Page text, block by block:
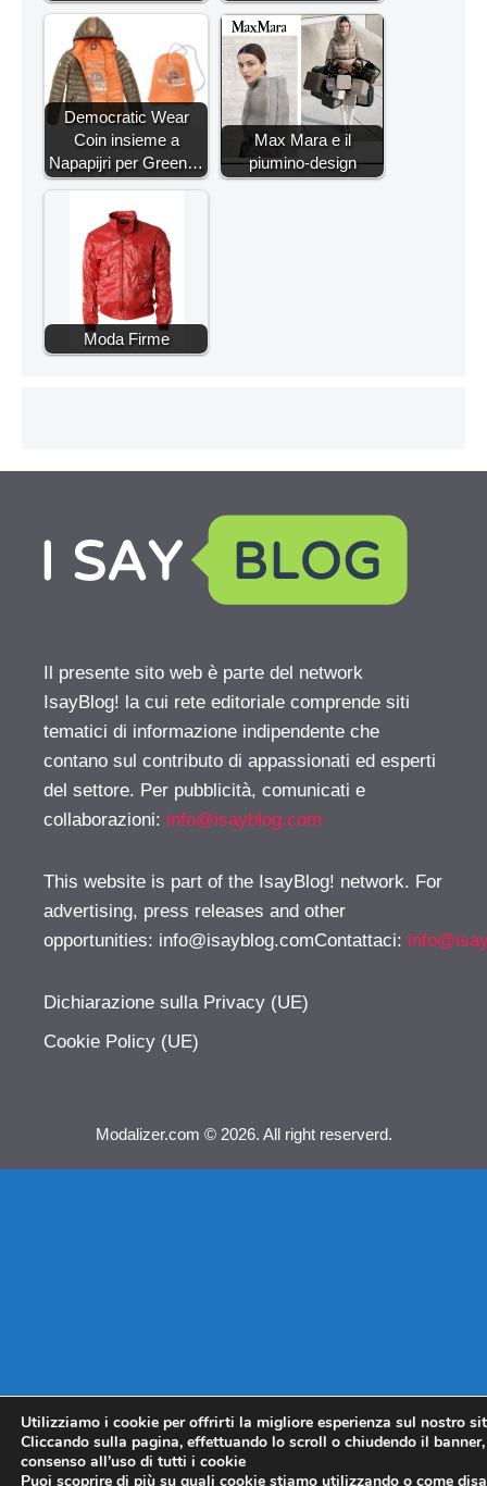
Democratic Wear
Coin insieme a
Napapijri per Green…
Max Mara e il
piumino-design
Moda Firme
Il presente sito web è parte del network
IsayBlog! la cui rete editoriale comprende siti
tematici di informazione indipendente che
contano sul contributo di appassionati ed esperti
del settore. Per pubblicità, comunicati e
collaborazioni: info@isayblog.com
This website is part of the IsayBlog! network. For
advertising, press releases and other
opportunities: info@isayblog.comContattaci:
Dichiarazione sulla Privacy (UE)
Cookie Policy (UE)
Modalizer.com © 2026. All right reserverd.
Utilizziamo i cookie per offrirti la migliore esperienza sul nostro
Cliccando sulla pagina, effettuando lo scroll o chiudendo il
consenso all’uso di tutti i cookie
Puoi scoprire di più su quali cookie stiamo utilizzando o come